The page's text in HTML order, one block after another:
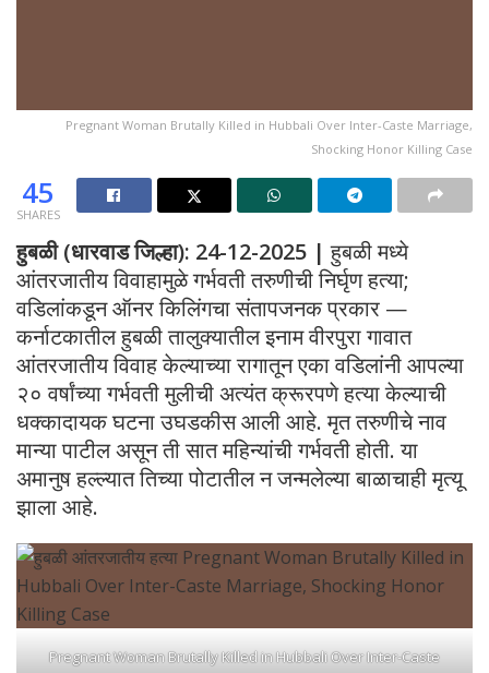
Pregnant Woman Brutally Killed in Hubbali Over Inter-Caste Marriage,
Shocking Honor Killing Case
45
SHARES
हुबळी (धारवाड जिल्हा): 24-12-2025 | हुबळी मध्ये
आंतरजातीय विवाहामुळे गर्भवती तरुणीची निर्घृण हत्या;
वडिलांकडून ऑनर किलिंगचा संतापजनक प्रकार —
कर्नाटकातील हुबळी तालुक्यातील इनाम वीरपुरा गावात
आंतरजातीय विवाह केल्याच्या रागातून एका वडिलांनी आपल्या
२० वर्षांच्या गर्भवती मुलीची अत्यंत क्रूरपणे हत्या केल्याची
धक्कादायक घटना उघडकीस आली आहे. मृत तरुणीचे नाव
मान्या पाटील असून ती सात महिन्यांची गर्भवती होती. या
अमानुष हल्ल्यात तिच्या पोटातील न जन्मलेल्या बाळाचाही मृत्यू
झाला आहे.
Pregnant Woman Brutally Killed in Hubbali Over Inter-Caste